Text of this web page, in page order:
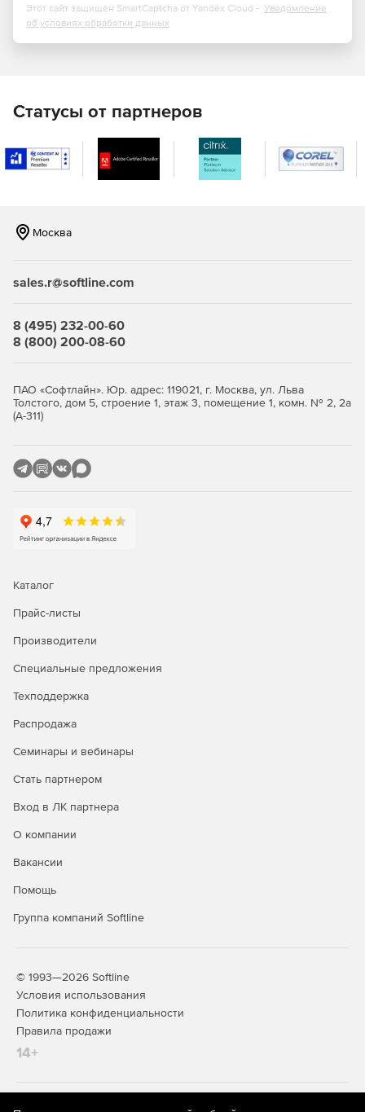
Этот сайт защищен SmartCaptcha от Yandex Cloud - Уведомление
об условиях обработки данных
Статусы от партнеров
Москва
sales.r@softline.com
8 (495) 232-00-60
8 (800) 200-08-60
ПАО «Софтлайн». Юр. адрес: 119021, г. Москва, ул. Льва
Толстого, дом 5, строение 1, этаж 3, помещение 1, комн. № 2, 2а
(А-311)
Каталог
Прайс-листы
Производители
Специальные предложения
Техподдержка
Распродажа
Семинары и вебинары
Стать партнером
Вход в ЛК партнера
О компании
Вакансии
Помощь
Группа компаний Softline
© 1993—2026 Softline
Условия использования
Политика конфиденциальности
Правила продажи
14+